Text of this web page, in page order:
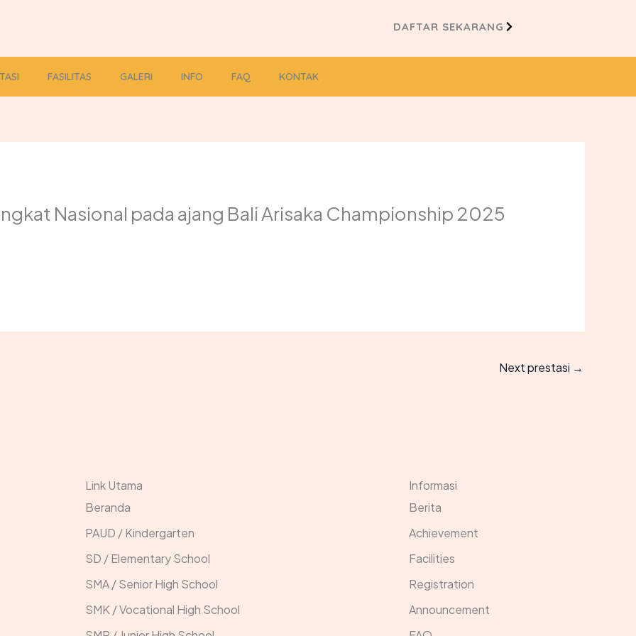
DAFTAR SEKARANG
FASILITAS GALERI INFO FAQ KONTAK
Nasional pada ajang Bali Arisaka Championship 2025
Next prestasi →
Link Utama
Beranda
PAUD / Kindergarten
SD / Elementary School
SMA / Senior High School
SMK / Vocational High School
Informasi
Berita
Achievement
Facilities
Registration
Announcement